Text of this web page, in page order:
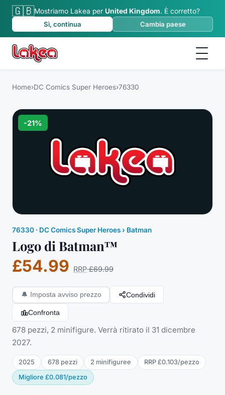
🇬🇧Mostriamo Lakea per United Kingdom. È corretto?
Sì, continua
Cambia paese
Home›DC Comics Super Heroes›76330
-21%
76330 · DC Comics Super Heroes› Batman
Logo di Batman™
£54.99 RRP £69.99
🔔 Imposta avviso prezzo Condividi
Confronta
678 pezzi, 2 minifigure. Verrà ritirato il 31 dicembre
2027.
2025 678 pezzi 2 minifiguree RRP £0.103/pezzo
Migliore £0.081/pezzo